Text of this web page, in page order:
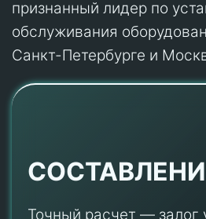
признанный лидер по
обслуживания
Санкт-Петербурге и
Точный расчет — залог